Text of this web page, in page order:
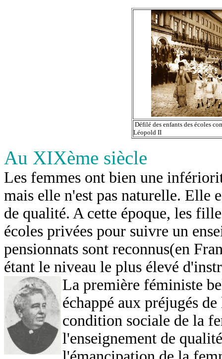
Défilé des enfants des écoles
Léopold II
Au XIXème siècle
Les femmes ont bien une
mais elle n'est pas naturelle. Elle
de qualité. A cette époque, les
écoles privées pour suivre un
pensionnats sont reconnus(en
étant le niveau le plus élevé
La première féministe
échappé aux préjugés
condition sociale de la
l'enseignement de